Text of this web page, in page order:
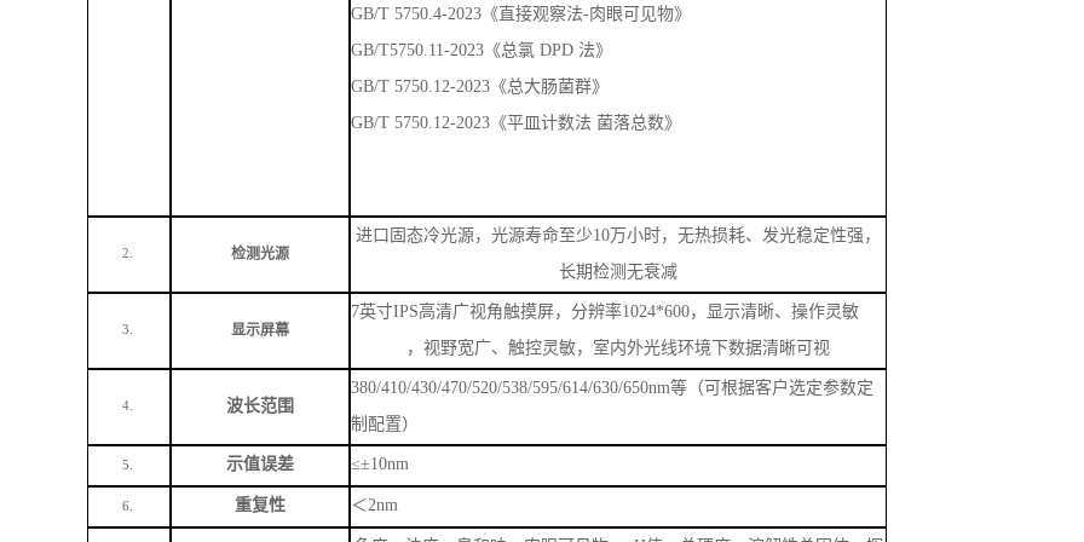
GB/T 5750.4-2023《直接观察法-肉眼可见物》
GB/T5750.11-2023《总氯 DPD 法》
GB/T 5750.12-2023《总大肠菌群》
GB/T 5750.12-2023《平皿计数法 菌落总数》
2. 检测光源
进口固态冷光源，光源寿命至少10万小时，无热损耗、发光稳定性强，
长期检测无衰减
3. 显示屏幕
7英寸IPS高清广视角触摸屏，分辨率1024*600，显示清晰、操作灵敏
，视野宽广、触控灵敏，室内外光线环境下数据清晰可视
4. 波长范围
380/410/430/470/520/538/595/614/630/650nm等（可根据客户选定参数定
制配置）
5. 示值误差 ≤±10nm
6. 重复性 ＜2nm